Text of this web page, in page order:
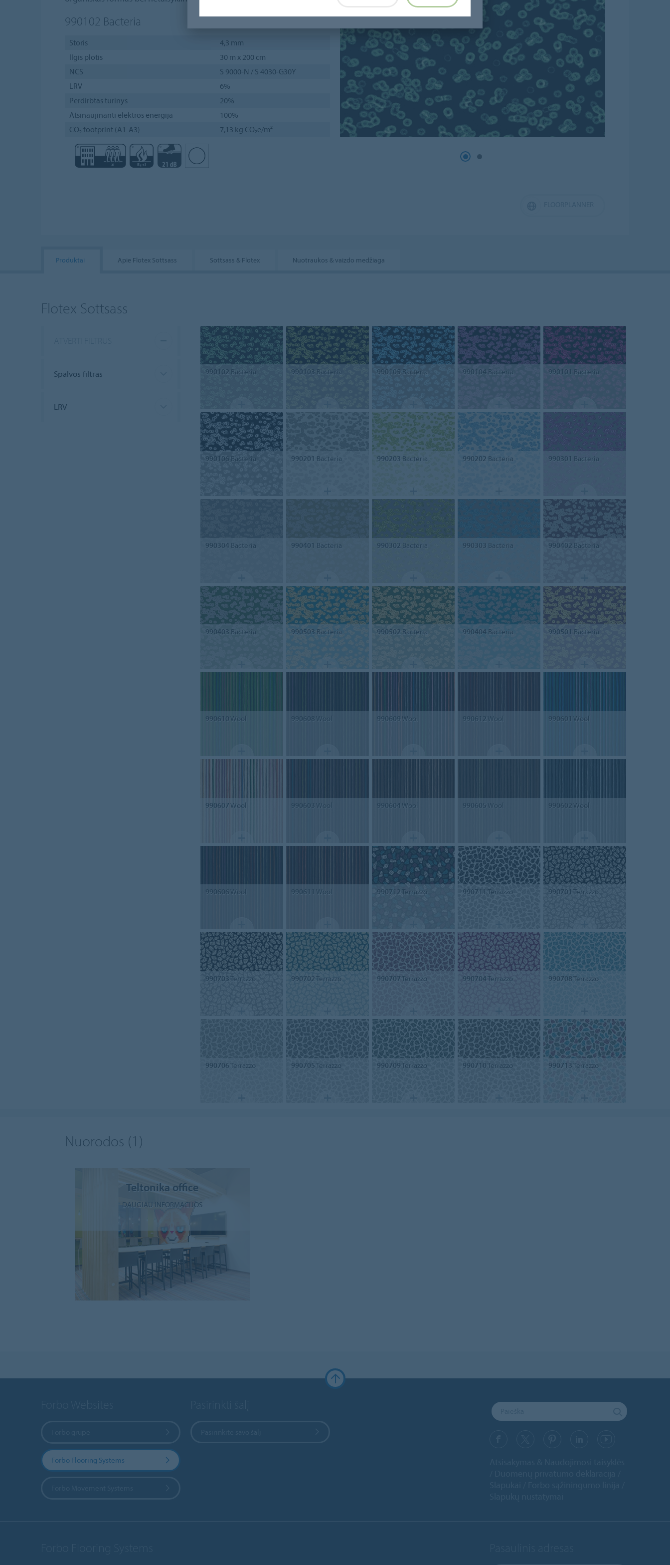
990102 Bacteria
Storis
4,3 mm
Ilgis plotis
30 m x 200 cm
NCS
S 9000-N / S 4030-G30Y
LRV
6%
Perdirbtas turinys
20%
Atsinaujinanti elektros energija
100%
CO₂ footprint (A1-A3)
7,13 kg CO₂e/m²
Produktai Apie Flotex Sottsass Sottsass & Flotex Nuotraukos & vaizdo medžiaga
Flotex Sottsass
Spalvos filtras
LRV
990102 Bacteria 990103 Bacteria 990105 Bacteria 990104Bacteria 990101 Bacteria
990106 Bacteria 990201 Bacteria 990203 Bacteria 990202 Bacteria 990301 Bacteria
990304Bacteria 990401 Bacteria 990302 Bacteria 990303 Bacteria 990402 Bacteria
990403 Bacteria 990503 Bacteria 990502 Bacteria 990404Bacteria 990501 Bacteria
990610 Wool 990608 Wool 990609 Wool 990612 Wool 990601 Wool
990607 Wool 990603 Wool 990604Wool 990605 Wool 990602 Wool
990606 Wool 990611 Wool 990712Terrazzo 990711 Terrazzo 990701 Terrazzo
990703Terrazzo 990702Terrazzo 990707Terrazzo 990704Terrazzo 990708Terrazzo
990706Terrazzo 990705Terrazzo 990709Terrazzo 990710Terrazzo 990713Terrazzo
Nuorodos (1)
Teltonika office
DAUGIAU INFORMACIJOS
Forbo Flooring Systems